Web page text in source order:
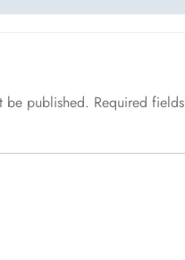
be published. Required